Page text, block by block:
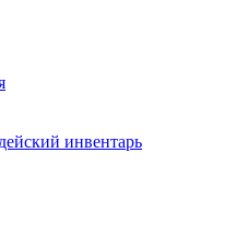
инвентарь